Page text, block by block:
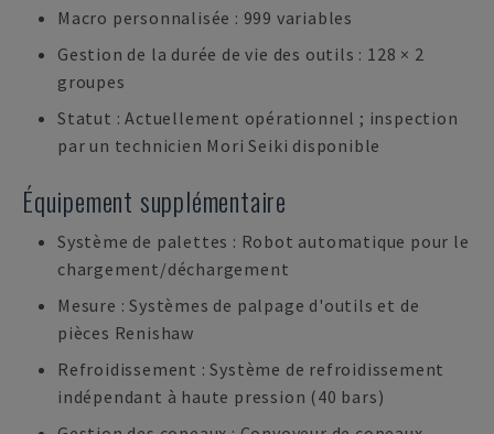
Macro personnalisée : 999 variables
Gestion de la durée de vie des outils : 128 × 2
groupes
Statut : Actuellement opérationnel ; inspection
par un technicien Mori Seiki disponible
Équipement supplémentaire
Système de palettes : Robot automatique pour le
chargement/déchargement
Mesure : Systèmes de palpage d'outils et de
pièces Renishaw
Refroidissement : Système de refroidissement
indépendant à haute pression (40 bars)